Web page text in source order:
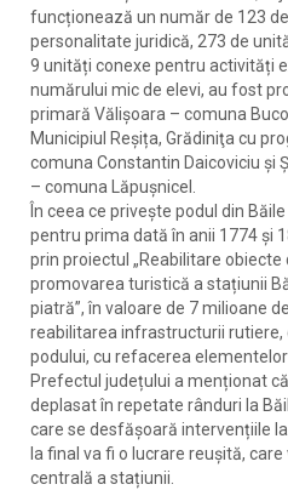
funcționează un număr de 123
personalitate juridică, 273 de
9 unități conexe pentru activități
numărului mic de elevi, au fost
primară Vălișoara – comuna
Municipiul Reșița, Grădiniţa cu
comuna Constantin Daicoviciu și
– comuna Lăpușnicel.
În ceea ce privește podul din
pentru prima dată în anii 1774 și
prin proiectul „Reabilitare
promovarea turistică a stațiunii
piatră”, în valoare de 7 milioane
reabilitarea infrastructurii rutiere,
podului, cu refacerea
Prefectul județului a menționat
deplasat în repetate rânduri la
care se desfășoară intervențiile
la final va fi o lucrare reușită,
centrală a stațiunii.